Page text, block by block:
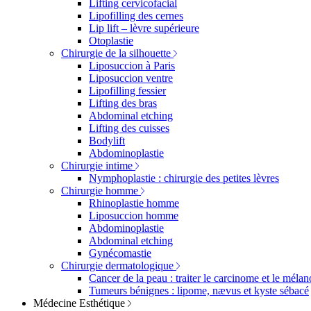
Lifting cervicofacial
Lipofilling des cernes
Lip lift – lèvre supérieure
Otoplastie
Chirurgie de la silhouette
Liposuccion à Paris
Liposuccion ventre
Lipofilling fessier
Lifting des bras
Abdominal etching
Lifting des cuisses
Bodylift
Abdominoplastie
Chirurgie intime
Nymphoplastie : chirurgie des petites lèvres
Chirurgie homme
Rhinoplastie homme
Liposuccion homme
Abdominoplastie
Abdominal etching
Gynécomastie
Chirurgie dermatologique
Cancer de la peau : traiter le carcinome et le
Tumeurs bénignes : lipome, nævus et kyste sébacé
Médecine Esthétique